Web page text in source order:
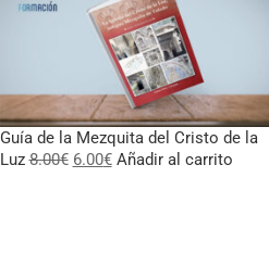
Guía de la Mezquita del Cristo de la
Luz 8.00€ El
6.00€ElAñadir al carrito